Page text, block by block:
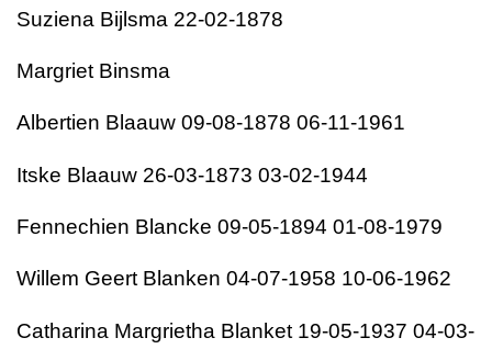
Suziena Bijlsma 22-02-1878
Margriet Binsma
Albertien Blaauw 09-08-1878 06-11-1961
Itske Blaauw 26-03-1873 03-02-1944
Fennechien Blancke 09-05-1894 01-08-1979
Willem Geert Blanken 04-07-1958 10-06-1962
Catharina Margrietha Blanket 19-05-1937 04-03-